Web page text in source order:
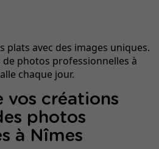
plats avec des images uniques.
photos professionnelles à
chaque jour.
vos créations
photos
à Nîmes